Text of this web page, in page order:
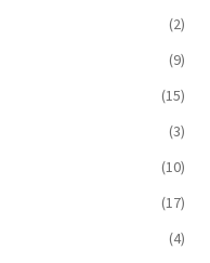
(2)
(9)
(15)
(3)
(10)
(17)
(4)